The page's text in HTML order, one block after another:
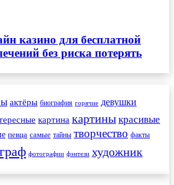
казино для бесплатной
без риска потерять
актёры биография горячие девушки
картина картины красивые
певца самые тайны творчество факты
фотографии фэнтези художник